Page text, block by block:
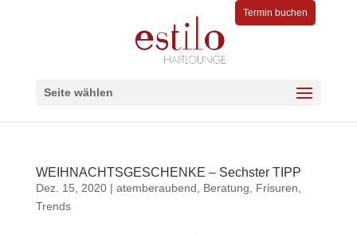
Termin buchen
Seite wählen
WEIHNACHTSGESCHENKE – Sechster TIPP
Dez. 15, 2020| atemberaubend Beratung Frisuren
Trends